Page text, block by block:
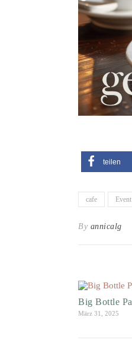
teilen
cafe Event
By annicalg
Big Bottle
März 31, 2025